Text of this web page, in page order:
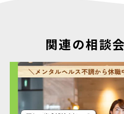
関連の相談